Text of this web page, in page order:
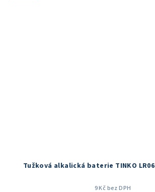
Tužková alkalická baterie TINKO LR06
9 Kč bez DPH